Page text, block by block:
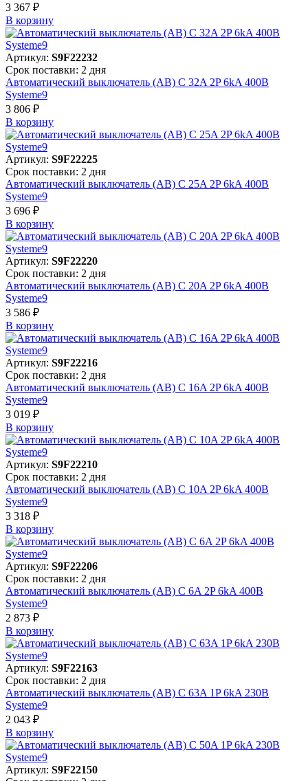
3 367 ₽
В корзинy
Артикул: S9F22232
Срок поставки: 2 дня
Автоматический выключатель (АВ) C 32A 2P 6kA 400В
Systeme9
3 806 ₽
В корзинy
Артикул: S9F22225
Срок поставки: 2 дня
Автоматический выключатель (АВ) C 25A 2P 6kA 400В
Systeme9
3 696 ₽
В корзинy
Артикул: S9F22220
Срок поставки: 2 дня
Автоматический выключатель (АВ) C 20A 2P 6kA 400В
Systeme9
3 586 ₽
В корзинy
Артикул: S9F22216
Срок поставки: 2 дня
Автоматический выключатель (АВ) C 16A 2P 6kA 400В
Systeme9
3 019 ₽
В корзинy
Артикул: S9F22210
Срок поставки: 2 дня
Автоматический выключатель (АВ) C 10A 2P 6kA 400В
Systeme9
3 318 ₽
В корзинy
Артикул: S9F22206
Срок поставки: 2 дня
Автоматический выключатель (АВ) C 6A 2P 6kA 400В
Systeme9
2 873 ₽
В корзинy
Артикул: S9F22163
Срок поставки: 2 дня
Автоматический выключатель (АВ) C 63A 1P 6kA 230В
Systeme9
2 043 ₽
В корзинy
Артикул: S9F22150